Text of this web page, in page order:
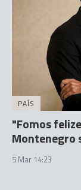
PAÍS
"Fomos
Montenegro
5 Mar 14:23